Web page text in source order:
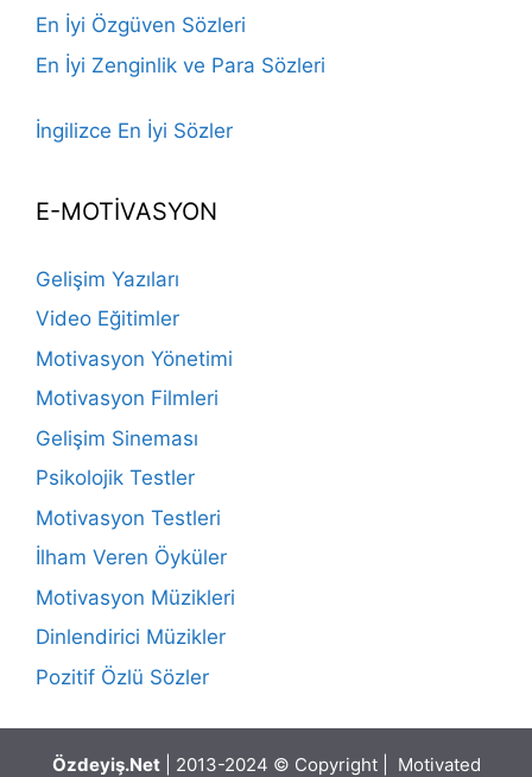
En İyi Özgüven Sözleri
En İyi Zenginlik ve Para Sözleri
İngilizce En İyi Sözler
E-MOTİVASYON
Gelişim Yazıları
Video Eğitimler
Motivasyon Yönetimi
Motivasyon Filmleri
Gelişim Sineması
Psikolojik Testler
Motivasyon Testleri
İlham Veren Öyküler
Motivasyon Müzikleri
Dinlendirici Müzikler
Pozitif Özlü Sözler
Özdeyiş.Net| 2013-2024 © Copyright | Motivated